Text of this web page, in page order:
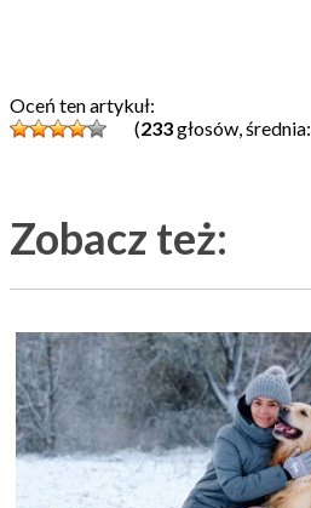
Oceń ten artykuł:
(233głosów, średnia:
Zobacz też: